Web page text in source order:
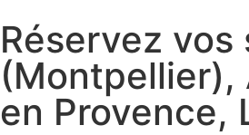
Réservez
(Montpellier),
en Provence,